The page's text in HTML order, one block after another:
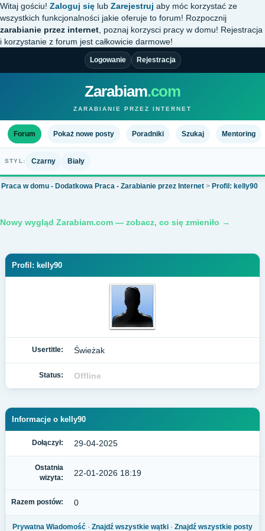
Witaj gościu! Zaloguj się lub Zarejestruj aby móc korzystać ze
wszystkich funkcjonalności jakie oferuje to forum! Rozpocznij
zarabianie przez internet , poznaj korzysci pracy w domu! Rejestracja
i korzystanie z forum jest całkowicie darmowe!
Logowanie Rejestracja
Zarabiam.com
ZARABIANIE PRZEZ INTERNET
Forum Pokaż nowe posty Poradniki Szukaj Mentoring
STYL: Czarny Biały
Praca w domu - Dodatkowa Praca - Zarabianie przez Internet > Profil: kelly90
Nowy wygląd Zarabiam.com — zobacz, co się zmieniło →
Profil: kelly90
Usertitle: Świeżak
Status: Offline
Informacje o kelly90
Dołączył: 29-04-2025
Ostatnia
wizyta:
22-01-2026 18:19
Razem postów: 0
Prywatna Wiadomość · Znajdź wszystkie wątki · Znajdź wszystkie posty